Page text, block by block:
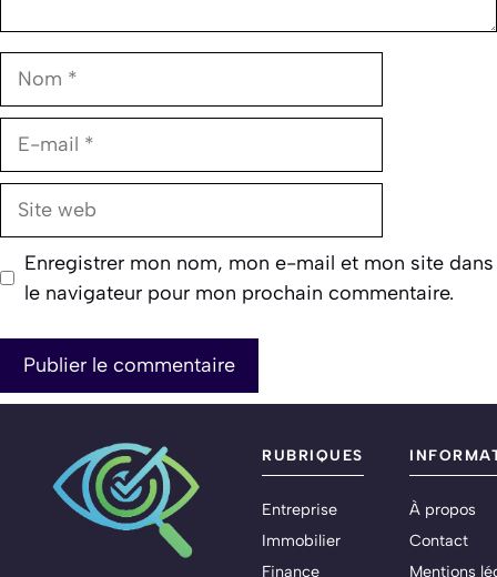
Nom
E-
Site
Enregistrer mon nom, mon e-mail et mon site dans
le navigateur pour mon prochain commentaire.
RUBRIQUES
Entreprise
Immobilier
Finance
À propos
Contact
Mentions